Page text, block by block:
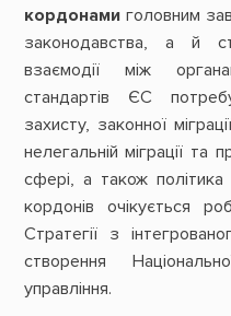
кордонамиголовним
законодавства, а й
взаємодії між
стандартів ЄС
захисту, законної
нелегальній міграції та
сфері, а також політика
кордонів очікується
Стратегії з
створення
управління.